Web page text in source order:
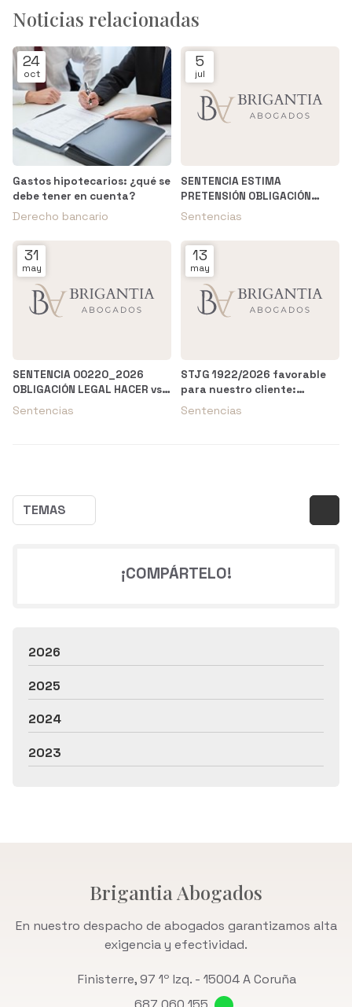
TEMAS
Noticias relacionadas
24
oct
Gastos hipotecarios: ¿qué se
debe tener en cuenta?
Derecho bancario
5
jul
SENTENCIA ESTIMA
PRETENSIÓN OBLIGACIÓN
LEGAL DE HACER vs.
INSTANCIA N. 4 FERROL
Sentencias
31
may
SENTENCIA 00220_2026
OBLIGACIÓN LEGAL HACER vs.
UNICAJA - JDO. PRIMERA
Sentencias
13
may
STJG 1922/2026 favorable
para nuestro cliente:
despido nulo por
Sentencias
¡COMPÁRTELO!
2026
2025
2024
2023
Brigantia Abogados
En nuestro despacho de abogados garantizamos alta
exigencia y efectividad.
Finisterre, 97 1º Izq. - 15004 A Coruña